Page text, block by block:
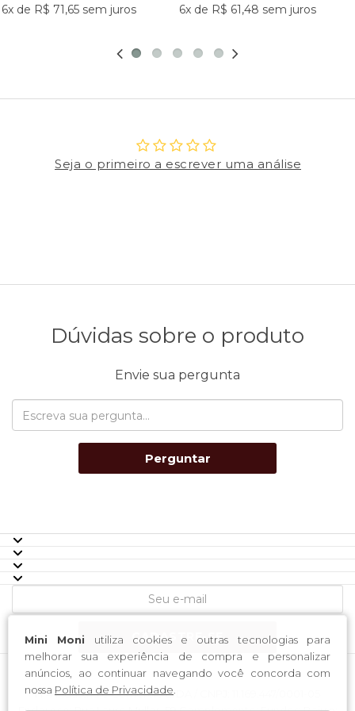
Mini Moni utiliza cookies e outras tecnologias para
melhorar sua experiência de compra e personalizar
anúncios, ao continuar navegando você concorda com
nossa Política de Privacidade.
6x de R$ 71,65 sem juros 6x de R$ 61,48 sem juros
Seja o primeiro a escrever uma análise
Dúvidas sobre o produto
Envie sua pergunta
Perguntar
CADASTRE-SE
H-4 Industria e Comercio LTDA / CNPJ: 11.169.447/0001-05